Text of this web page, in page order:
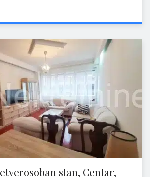
stan, Centar,